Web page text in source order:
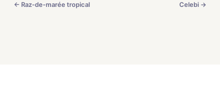
← Raz-de-marée tropical Celebi →